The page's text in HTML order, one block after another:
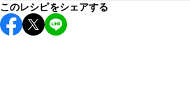
保存期間は冷蔵で当日中が目安です。
し上がりください。
このレシピをシェアする